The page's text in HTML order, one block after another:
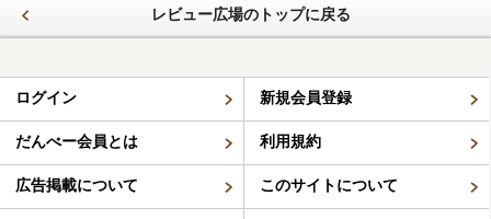
レビュー広場のトップに戻る
ログイン 新規会員登録
だんべー会員とは 利用規約
広告掲載について このサイトについて